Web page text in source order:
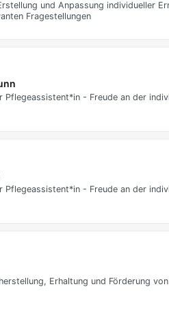
und Anpassung individueller
Fragestellungen
- Freude an der
- Freude an der
Erhaltung und Förderung